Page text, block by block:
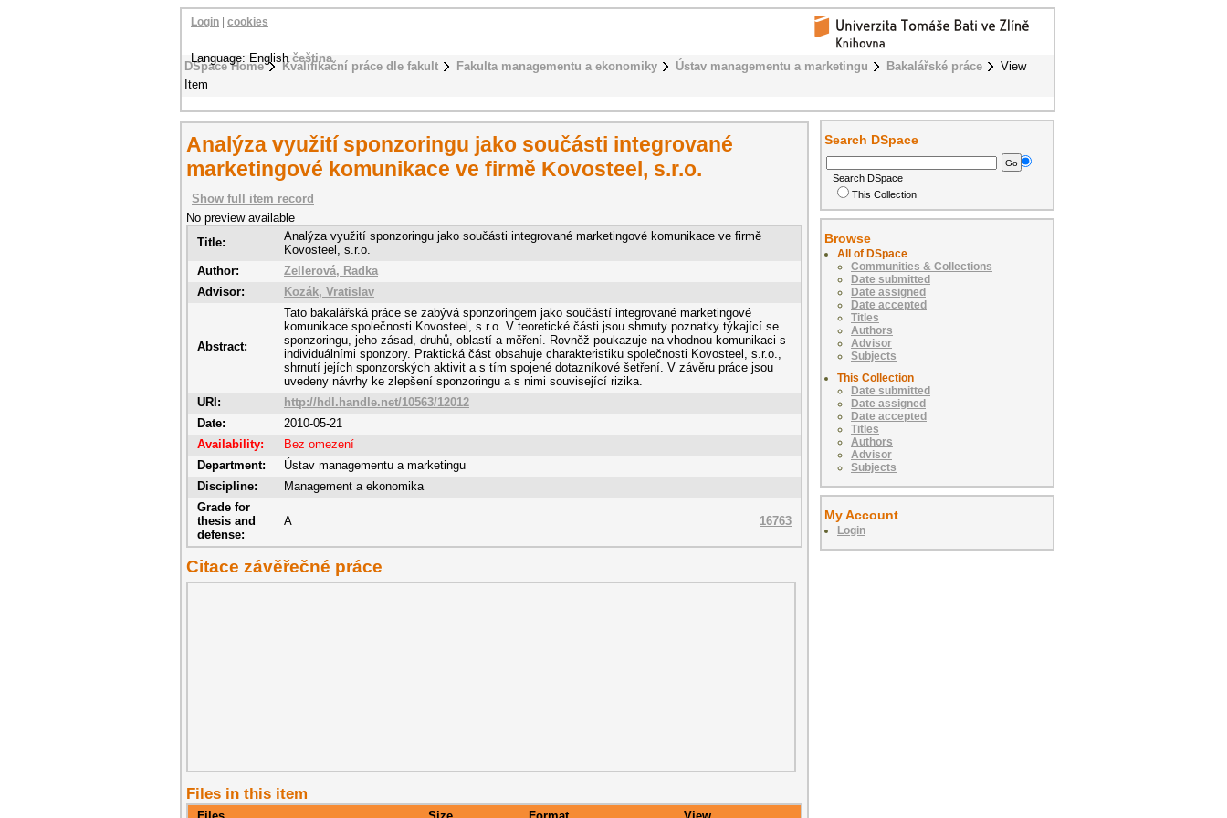
DSpace Home Kvalifikační práce dle fakult Fakulta managementu a ekonomiky Ústav managementu a marketingu Bakalářské práce
View
Item
Login cookies
Language: Englishčeština
Analýza využití sponzoringu jako součásti integrované
marketingové komunikace ve firmě Kovosteel, s.r.o.
Show full item record
No preview available
Title:
Analýza využití sponzoringu jako součásti integrované marketingové komunikace ve firmě
Kovosteel, s.r.o.
Author:
Zellerová, Radka
Advisor:
Kozák, Vratislav
Abstract:
Tato bakalářská práce se zabývá sponzoringem jako součástí integrované marketingové
komunikace společnosti Kovosteel, s.r.o. V teoretické části jsou shrnuty poznatky týkající se
sponzoringu, jeho zásad, druhů, oblastí a měření. Rovněž poukazuje na vhodnou komunikaci s
individuálními sponzory. Praktická část obsahuje charakteristiku společnosti Kovosteel, s.r.o.,
shrnutí jejích sponzorských aktivit a s tím spojené dotazníkové šetření. V závěru práce jsou
uvedeny návrhy ke zlepšení sponzoringu a s nimi související rizika.
URI:
http://hdl.handle.net/10563/12012
Date:
2010-05-21
Availability:
Bez omezení
Department:
Ústav managementu a marketingu
Discipline:
Management a ekonomika
Grade for
thesis and
defense:
A 16763
Citace závěřečné práce
Files in this item
Search DSpace
Search DSpace
This Collection
Browse
All of DSpace
Communities & Collections
Date submitted
Date assigned
Date accepted
Titles
Authors
Advisor
Subjects
This Collection
Date submitted
Date assigned
Date accepted
Titles
Authors
Advisor
Subjects
My Account
Login